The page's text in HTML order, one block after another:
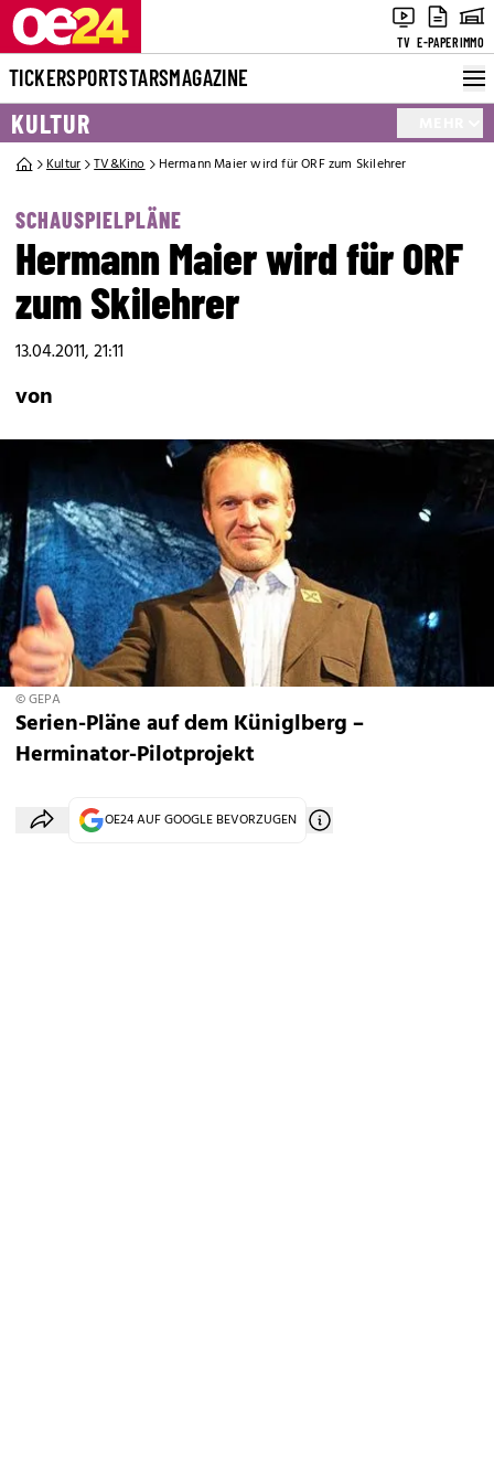
TV E-PAPERIMMO
TICKERSPORTSTARSMAGAZINE
KULTUR
Kultur TV&Kino Hermann Maier wird für ORF zum Skilehrer
SCHAUSPIELPLÄNE
Hermann Maier wird für ORF
zum Skilehrer
13.04.2011, 21:11
von
© GEPA
Serien-Pläne auf dem Küniglberg –
Herminator-Pilotprojekt
OE24 AUF GOOGLE BEVORZUGEN